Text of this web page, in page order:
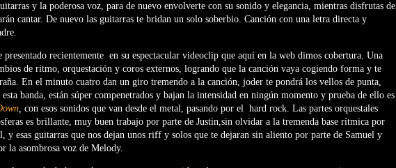
y la poderosa voz, para de nuevo envolverte con su sonido y elegancia, mientras disfrutas de
cantar. De nuevo las guitarras te bridan un solo soberbio. Canción con una letra directa y
recientemente en su espectacular videoclip que aquí en la web dimos cobertura. Una
de ritmo, orquestación y coros externos, logrando que la canción vaya cogiendo forma y te
En el minuto cuatro dan un giro tremendo a la canción, joder te pondrá los vellos de punta,
banda, están súper compenetrados y bajan la intensidad en ningún momento y prueba de ello es
, con esos sonidos que van desde el metal, pasando por el hard rock. Las partes orquestales
es brillante, muy buen trabajo por parte de Justin,sin olvidar a la tremenda base rítmica por
y esas guitarras que nos dejan unos riff y solos que te dejaran sin aliento por parte de Samuel y
la asombrosa voz de Melody.